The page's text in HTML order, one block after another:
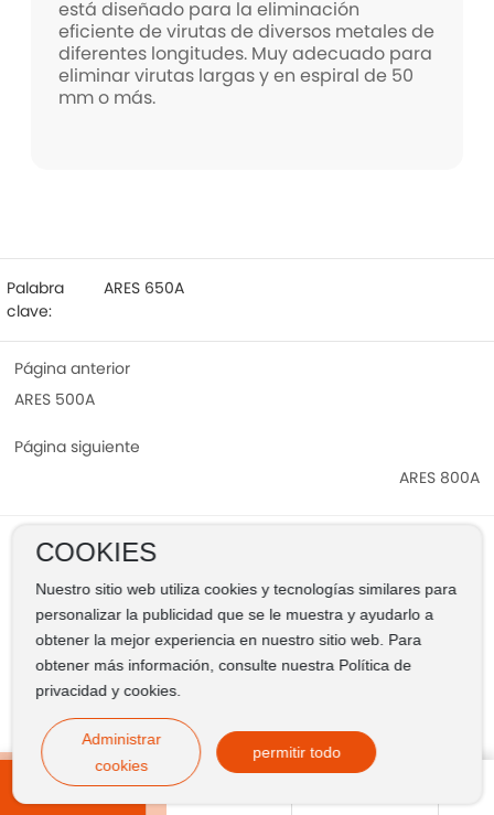
está diseñado para la eliminación
eficiente de virutas de diversos metales de
diferentes longitudes. Muy adecuado para
eliminar virutas largas y en espiral de 50
mm o más.
Palabra
clave:
ARES 650A
Página anterior
ARES 500A
Página siguiente
ARES 800A
COOKIES
Nuestro sitio web utiliza cookies y tecnologías similares para
personalizar la publicidad que se le muestra y ayudarlo a
obtener la mejor experiencia en nuestro sitio web. Para
obtener más información, consulte nuestra Política de
privacidad y cookies.
Administrar
cookies
permitir todo